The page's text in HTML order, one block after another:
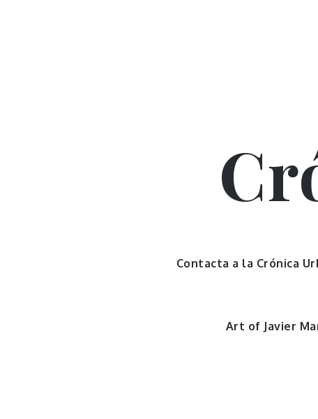
Contacta a la Crónica
Art of Javier